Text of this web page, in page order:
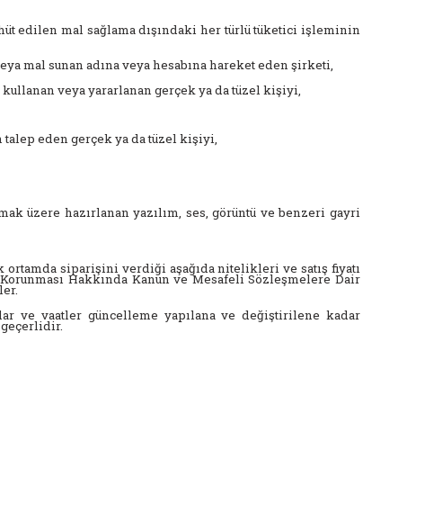
edilen mal sağlama dışındaki her türlü tüketici işleminin
mal sunan adına veya hesabına hareket eden şirketi,
veya yararlanan gerçek ya da tüzel kişiyi,
talep eden gerçek ya da tüzel kişiyi,
üzere hazırlanan yazılım, ses, görüntü ve benzeri gayri
ortamda siparişini verdiği aşağıda nitelikleri ve satış fiyatı
Hakkında Kanun ve Mesafeli Sözleşmelere Dair
ve vaatler güncelleme yapılana ve değiştirilene kadar